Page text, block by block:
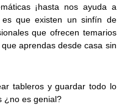
¡hasta nos ayuda a
que existen un sinfín de
que ofrecen temarios
aprendas desde casa sin
tableros y guardar todo lo
¿no es genial?